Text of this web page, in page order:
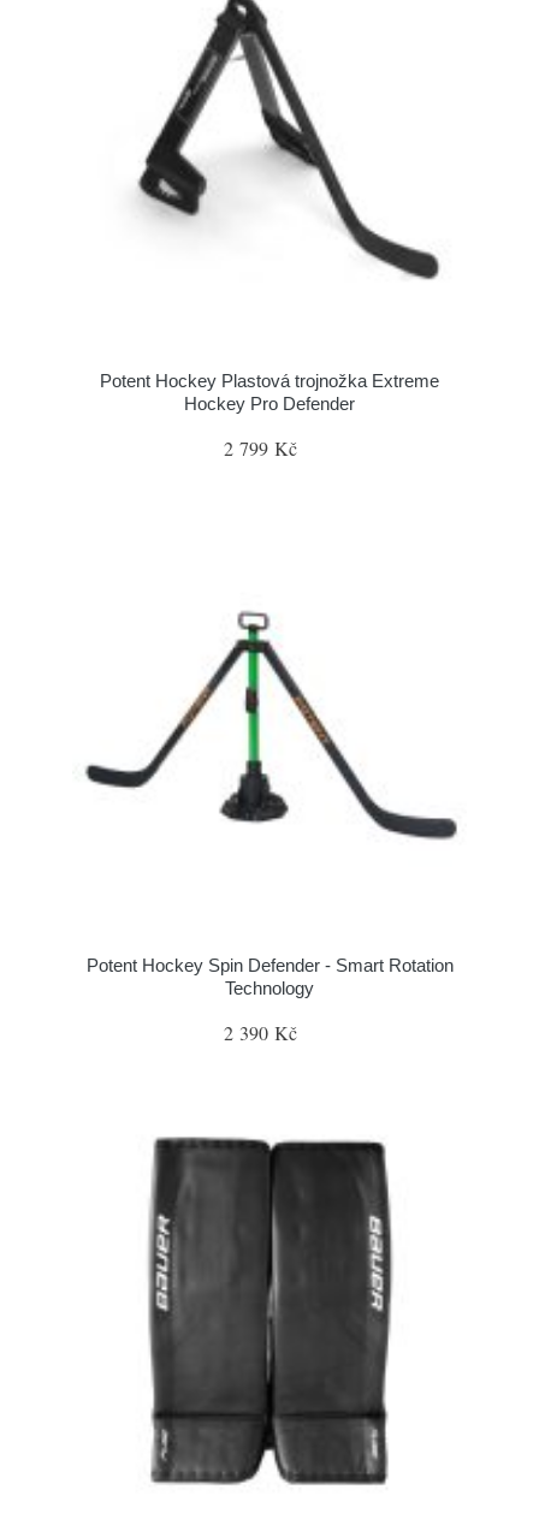
Potent Hockey Plastová trojnožka Extreme
Hockey Pro Defender
2 799 Kč
Potent Hockey Spin Defender - Smart Rotation
Technology
2 390 Kč